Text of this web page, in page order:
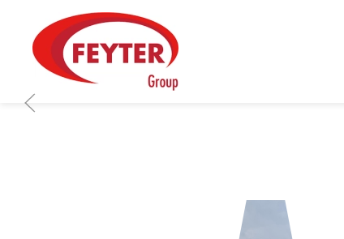
Zum Hauptinhalt springen